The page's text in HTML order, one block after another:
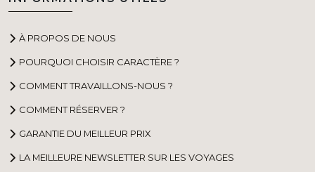
À PROPOS DE NOUS
POURQUOI CHOISIR CARACTÈRE ?
COMMENT TRAVAILLONS-NOUS ?
COMMENT RÉSERVER ?
GARANTIE DU MEILLEUR PRIX
LA MEILLEURE NEWSLETTER SUR LES VOYAGES